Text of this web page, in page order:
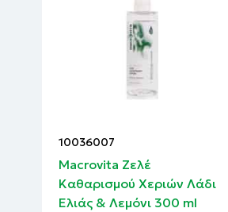
10036007
Macrovita Ζελέ
Καθαρισμού Χεριών Λάδι
Ελιάς & Λεμόνι 300 ml